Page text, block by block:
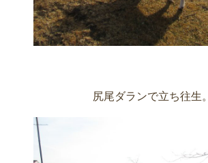
尻尾ダランで立ち往生。